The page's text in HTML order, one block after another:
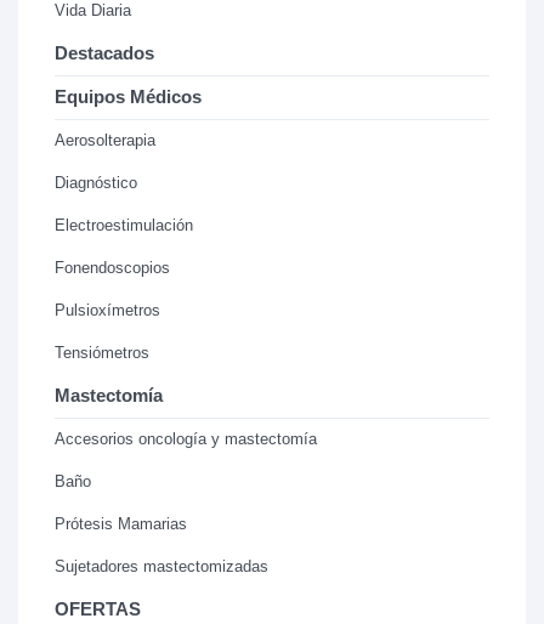
Vida Diaria
Destacados
Equipos Médicos
Aerosolterapia
Diagnóstico
Electroestimulación
Fonendoscopios
Pulsioxímetros
Tensiómetros
Mastectomía
Accesorios oncología y mastectomía
Baño
Prótesis Mamarias
Sujetadores mastectomizadas
OFERTAS